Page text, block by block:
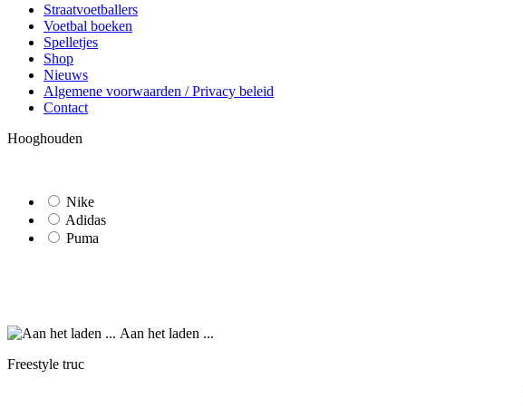
Straatvoetballers
Voetbal boeken
Spelletjes
Shop
Nieuws
Algemene voorwaarden / Privacy beleid
Contact
Hooghouden
Nike
Adidas
Puma
Aan het laden ...
Freestyle truc